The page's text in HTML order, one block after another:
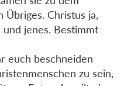
Übriges. Christus ja,
jenes. Bestimmt
euch beschneiden
zu sein,